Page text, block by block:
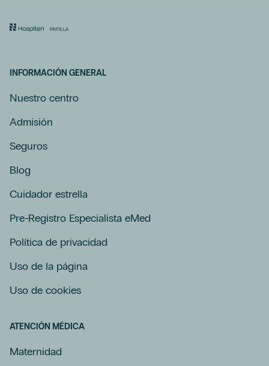
INFORMACIÓN GENERAL
Nuestro centro
Admisión
Seguros
Blog
Cuidador estrella
Pre-Registro Especialista eMed
Política de privacidad
Uso de la página
Uso de cookies
ATENCIÓN MÉDICA
Maternidad